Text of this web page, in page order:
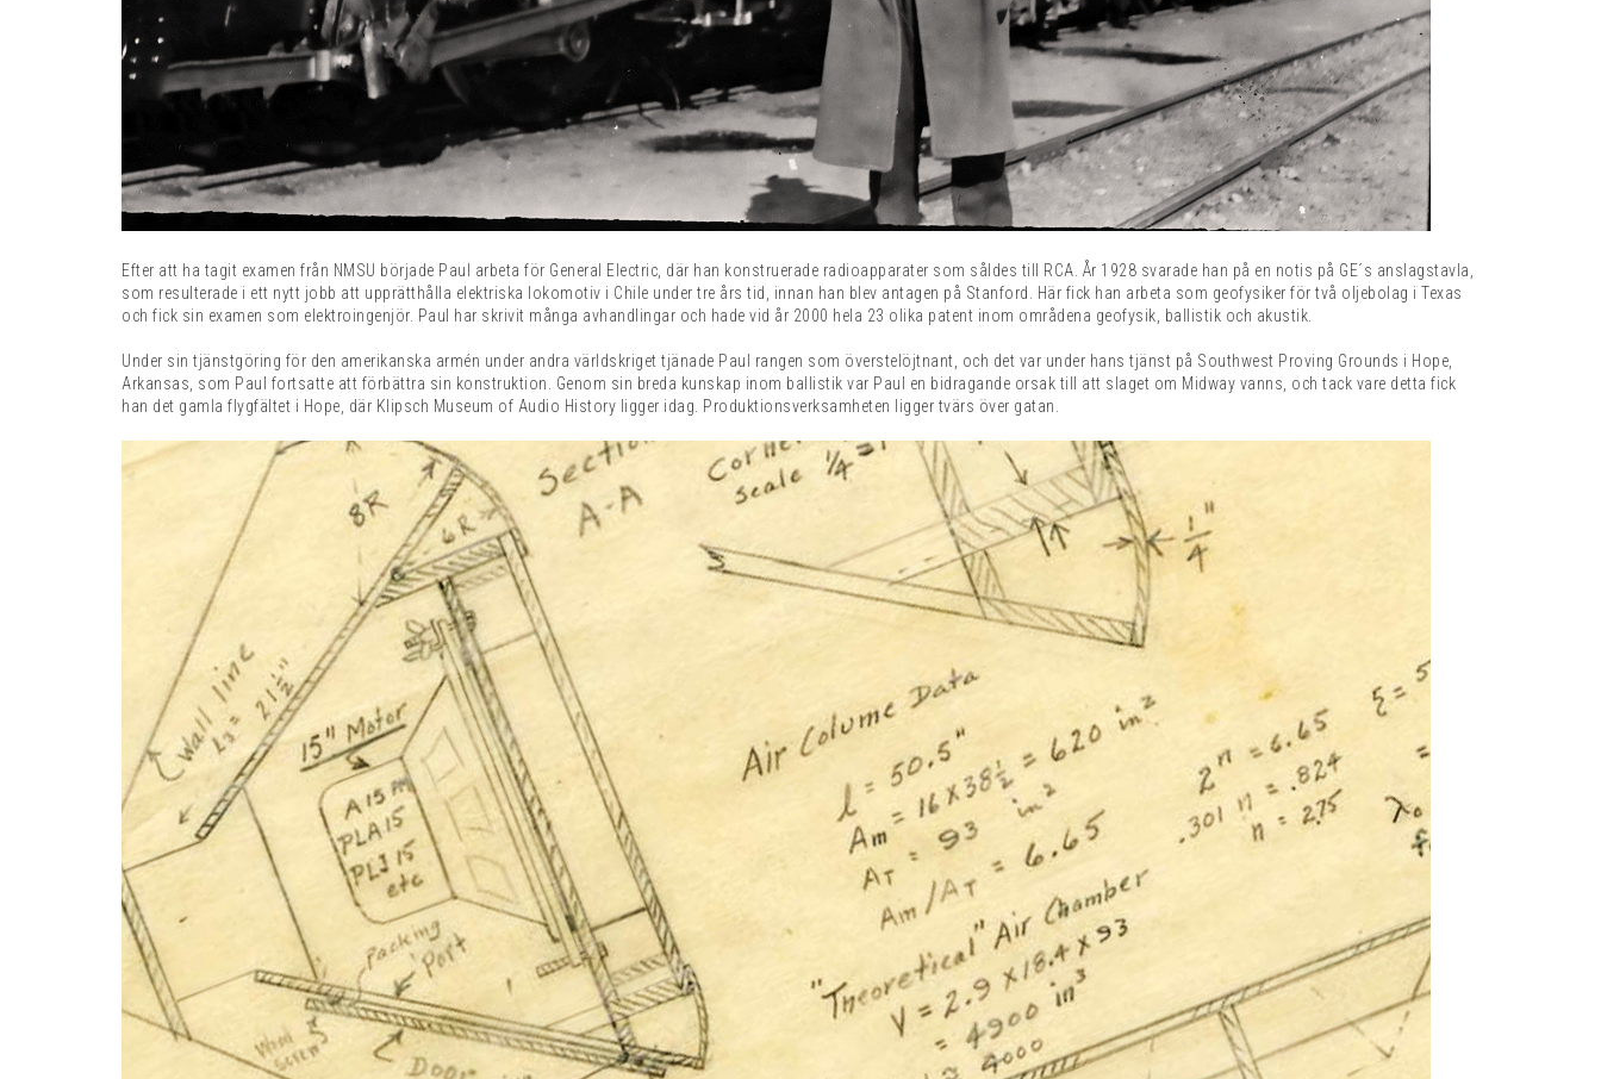
Efter att ha tagit examen från NMSU började Paul arbeta för General Electric, där han konstruerade radioapparater som såldes till RCA. År 1928 svarade han på en notis på GE´s anslagstavla,
som resulterade i ett nytt jobb att upprätthålla elektriska lokomotiv i Chile under tre års tid, innan han blev antagen på Stanford. Här fick han arbeta som geofysiker för två oljebolag i Texas
och fick sin examen som elektroingenjör. Paul har skrivit många avhandlingar och hade vid år 2000 hela 23 olika patent inom områdena geofysik, ballistik och akustik.
Under sin tjänstgöring för den amerikanska armén under andra världskriget tjänade Paul rangen som överstelöjtnant, och det var under hans tjänst på Southwest Proving Grounds i Hope,
Arkansas, som Paul fortsatte att förbättra sin konstruktion. Genom sin breda kunskap inom ballistik var Paul en bidragande orsak till att slaget om Midway vanns, och tack vare detta fick
han det gamla flygfältet i Hope, där Klipsch Museum of Audio History ligger idag. Produktionsverksamheten ligger tvärs över gatan.